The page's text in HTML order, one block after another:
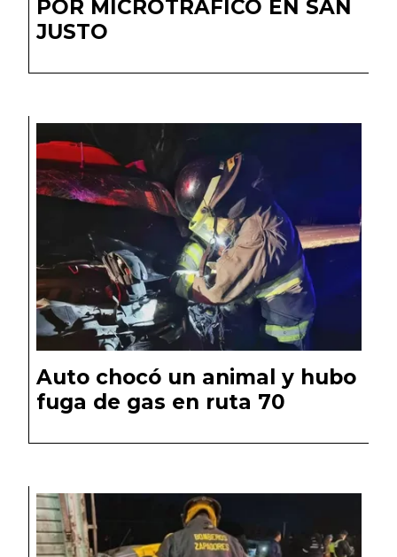
POR MICROTRÁFICO EN SAN
JUSTO
Auto chocó un animal y hubo
fuga de gas en ruta 70